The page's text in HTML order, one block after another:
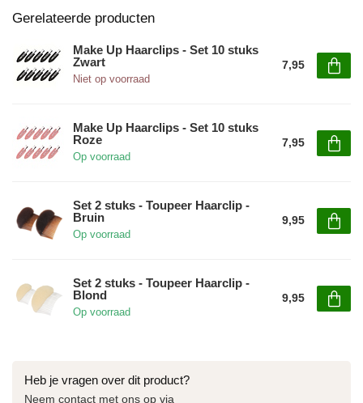
Gerelateerde producten
Make Up Haarclips - Set 10 stuks
Zwart
Niet op voorraad
7,95
Make Up Haarclips - Set 10 stuks
Roze
Op voorraad
7,95
Set 2 stuks - Toupeer Haarclip -
Bruin
Op voorraad
9,95
Set 2 stuks - Toupeer Haarclip -
Blond
Op voorraad
9,95
Heb je vragen over dit product?
Neem contact met ons op via